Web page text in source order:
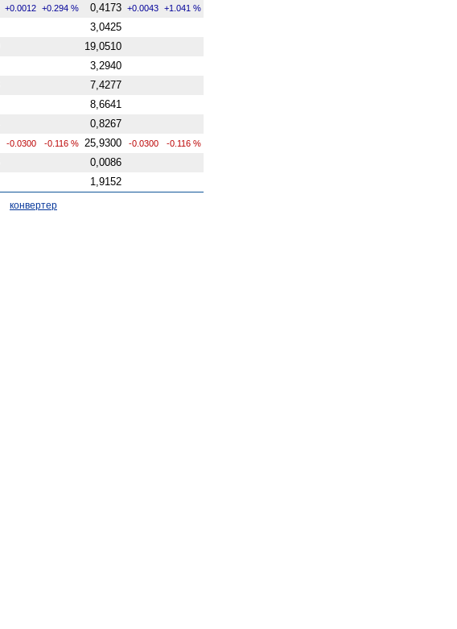
+0.0012 +0.294 % 0,4173 +0.0043 +1.041 %
3,0425
19,0510
3,2940
7,4277
8,6641
0,8267
-0.0300 -0.116 % 25,9300 -0.0300 -0.116 %
0,0086
1,9152
конвертер